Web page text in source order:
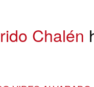
Chalén